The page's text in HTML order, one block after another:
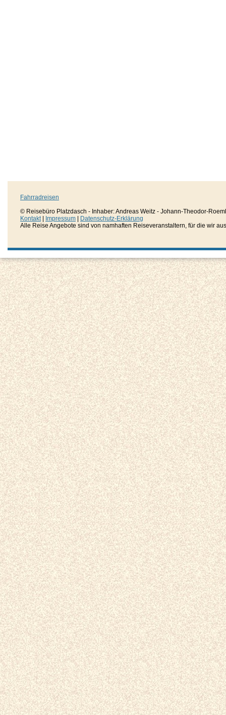
Fahrradreisen
© Reisebüro Platzdasch - Inhaber: Andreas Weitz - Johann-Theodor-
Kontakt| Impressum
Datenschutz-Erklärung
Alle Reise Angebote sind von namhaften Reiseveranstaltern, für die wir